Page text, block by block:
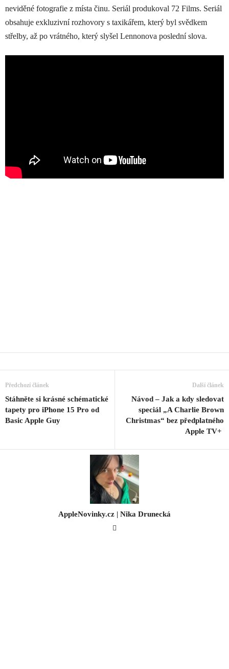
neviděné fotografie z místa činu. Seriál produkoval 72 Films. Seriál
obsahuje exkluzivní rozhovory s taxikářem, který byl svědkem
střelby, až po vrátného, který slyšel Lennonova poslední slova.
Předchozí článek
Stáhněte si krásné schématické
tapety pro iPhone 15 Pro od
Basic Apple Guy
Další článek
Návod – Jak a kdy sledovat
speciál „A Charlie Brown
Christmas“ bez předplatného
Apple TV+
AppleNovinky.cz | Nika Drunecká